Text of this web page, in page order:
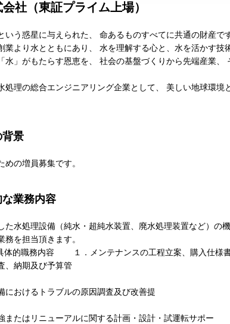
社（東証プライム上場）
いう惑星に与えられた、 命あるものすべてに共通の財産です
業より水とともにあり、 水を理解する心と、水を活かす技
水」がもたらす恩恵を、 社会の基盤づくりから先端産業、
処理の総合エンジニアリング企業として、 美しい地球環境
背景
めの増員募集です。
業務内容
た水処理設備（純水・超純水装置、廃水処理装置など）の
務を担当頂きます。
務内容 １．メンテナンスの工程立案、購入仕様書
、納期及び予算管
におけるトラブルの原因調査及び改善提
またはリニューアルに関する計画・設計・試運転サポー